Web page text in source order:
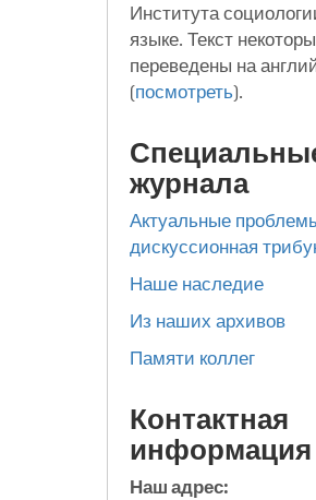
Института
языке. Текст
переведены на
(посмотреть).
журнала
Актуальные
дискуссионная
Наше наследие
Из наших архивов
Памяти коллег
Контактная
информация
Наш адрес: